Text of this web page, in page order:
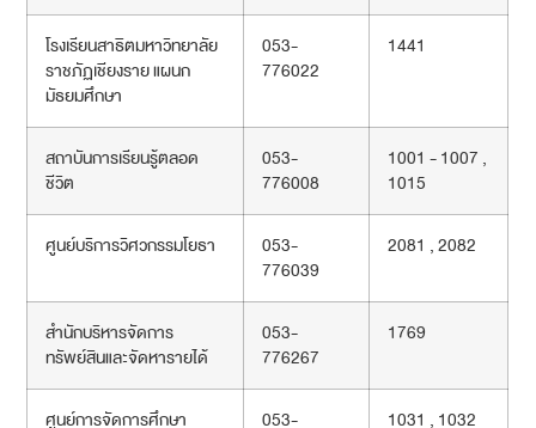
โรงเรียนสาธิตมหาวิทยาลัย
ราชภัฏเชียงราย แผนก
มัธยมศึกษา
053-
776022
1441
สถาบันการเรียนรู้ตลอด
ชีวิต
053-
776008
1001 - 1007 ,
1015
ศูนย์บริการวิศวกรรมโยธา
053-
776039
2081 , 2082
สำนักบริหารจัดการ
ทรัพย์สินและจัดหารายได้
053-
776267
1769
ศูนย์การจัดการศึกษา 053- 1031 , 1032